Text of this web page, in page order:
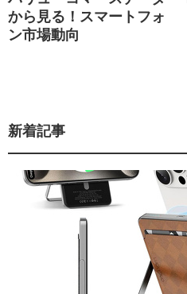
から見る！スマートフォ
ン市場動向
新着記事